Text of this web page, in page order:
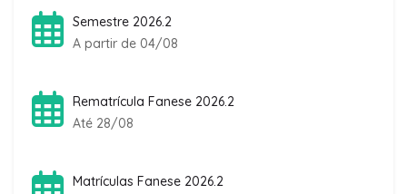
Semestre 2026.2
A partir de 04/08
Rematrícula Fanese 2026.2
Até 28/08
Matrículas Fanese 2026.2